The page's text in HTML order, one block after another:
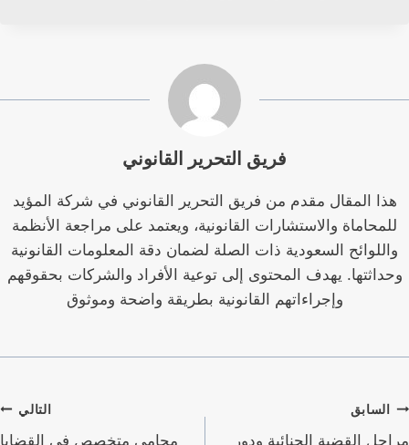
فريق التحرير القانوني
هذا المقال مقدم من فريق التحرير القانوني في شركة المؤيد
للمحاماة والاستشارات القانونية، ويعتمد على مراجعة الأنظمة
واللوائح السعودية ذات الصلة لضمان دقة المعلومات القانونية
وحداثتها. يهدف المحتوى إلى توعية الأفراد والشركات بحقوقهم
وإجراءاتهم القانونية بطريقة واضحة وموثوق
تصفّح
المقالات
السابق
مراحل القضية الجنائية ودور
التالي
محامي متخصص في القضايا